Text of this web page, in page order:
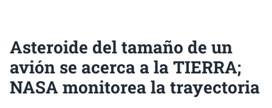
Asteroide del tamaño de un
avión se acerca a la TIERRA;
NASA monitorea la trayectoria